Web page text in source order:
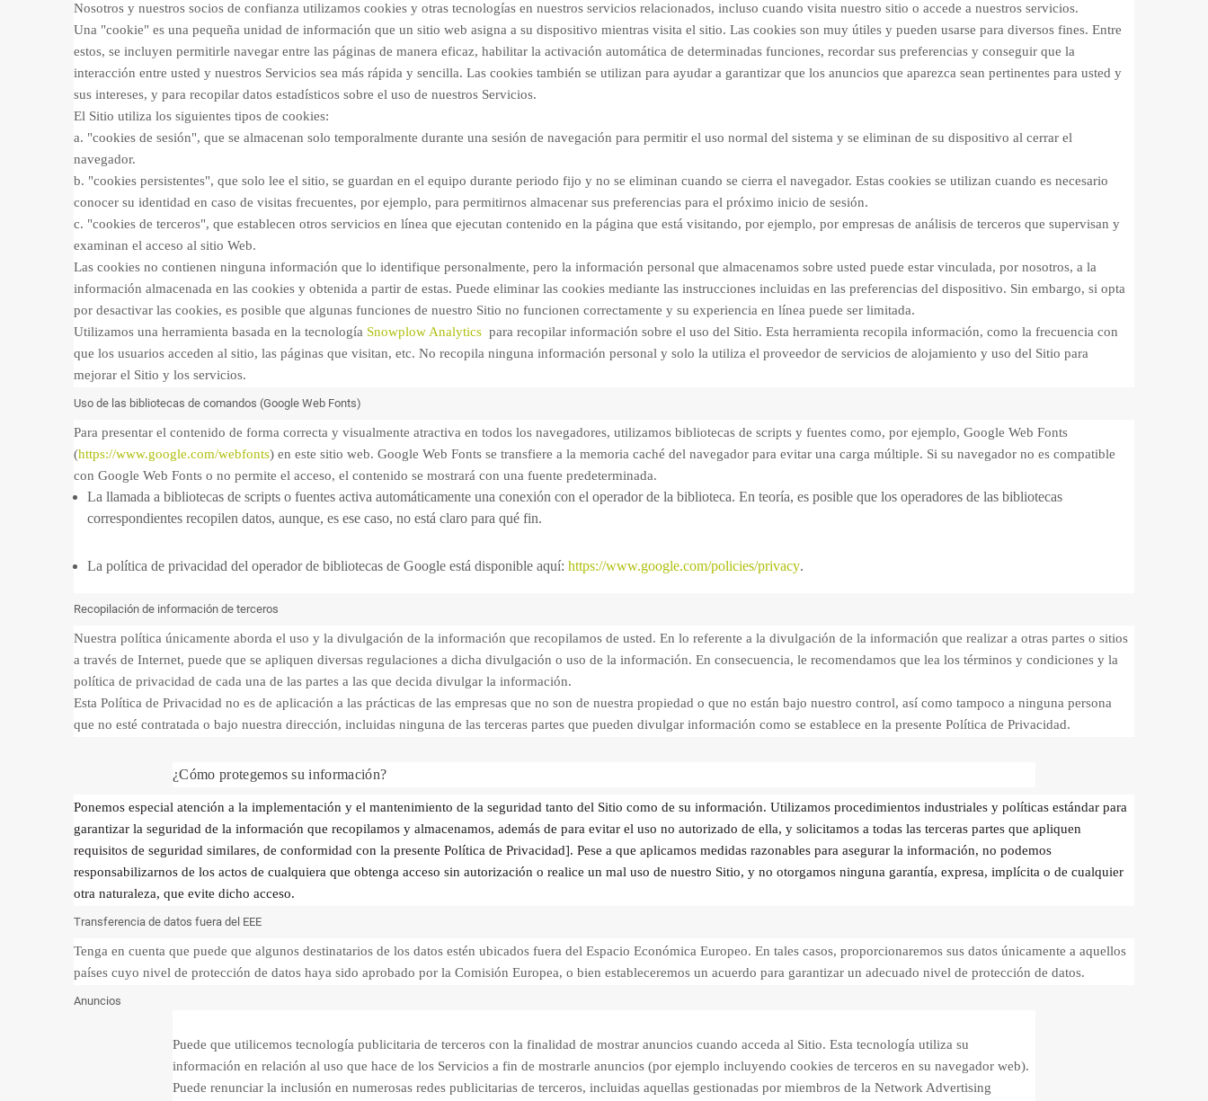
Nosotros y nuestros socios de confianza utilizamos cookies y otras tecnologías en nuestros servicios relacionados, incluso cuando visita nuestro sitio o accede a nuestros servicios.
Una "cookie" es una pequeña unidad de información que un sitio web asigna a su dispositivo mientras visita el sitio. Las cookies son muy útiles y pueden usarse para diversos fines. Entre
estos, se incluyen permitirle navegar entre las páginas de manera eficaz, habilitar la activación automática de determinadas funciones, recordar sus preferencias y conseguir que la
interacción entre usted y nuestros Servicios sea más rápida y sencilla. Las cookies también se utilizan para ayudar a garantizar que los anuncios que aparezca sean pertinentes para usted y
sus intereses, y para recopilar datos estadísticos sobre el uso de nuestros Servicios.
El Sitio utiliza los siguientes tipos de cookies:
a. "cookies de sesión", que se almacenan solo temporalmente durante una sesión de navegación para permitir el uso normal del sistema y se eliminan de su dispositivo al cerrar el
navegador.
b. "cookies persistentes", que solo lee el sitio, se guardan en el equipo durante periodo fijo y no se eliminan cuando se cierra el navegador. Estas cookies se utilizan cuando es necesario
conocer su identidad en caso de visitas frecuentes, por ejemplo, para permitirnos almacenar sus preferencias para el próximo inicio de sesión.
c. "cookies de terceros", que establecen otros servicios en línea que ejecutan contenido en la página que está visitando, por ejemplo, por empresas de análisis de terceros que supervisan y
examinan el acceso al sitio Web.
Las cookies no contienen ninguna información que lo identifique personalmente, pero la información personal que almacenamos sobre usted puede estar vinculada, por nosotros, a la
información almacenada en las cookies y obtenida a partir de estas. Puede eliminar las cookies mediante las instrucciones incluidas en las preferencias del dispositivo. Sin embargo, si opta
por desactivar las cookies, es posible que algunas funciones de nuestro Sitio no funcionen correctamente y su experiencia en línea puede ser limitada.
Utilizamos una herramienta basada en la tecnología Snowplow Analytics para recopilar información sobre el uso del Sitio. Esta herramienta recopila información, como la frecuencia con
que los usuarios acceden al sitio, las páginas que visitan, etc. No recopila ninguna información personal y solo la utiliza el proveedor de servicios de alojamiento y uso del Sitio para
mejorar el Sitio y los servicios.
Uso de las bibliotecas de comandos (Google Web Fonts)
Para presentar el contenido de forma correcta y visualmente atractiva en todos los navegadores, utilizamos bibliotecas de scripts y fuentes como, por ejemplo, Google Web Fonts
(https://www.google.com/webfonts) en este sitio web. Google Web Fonts se transfiere a la memoria caché del navegador para evitar una carga múltiple. Si su navegador no es compatible
con Google Web Fonts o no permite el acceso, el contenido se mostrará con una fuente predeterminada.
La llamada a bibliotecas de scripts o fuentes activa automáticamente una conexión con el operador de la biblioteca. En teoría, es posible que los operadores de las bibliotecas
correspondientes recopilen datos, aunque, es ese caso, no está claro para qué fin.
La política de privacidad del operador de bibliotecas de Google está disponible aquí: https://www.google.com/policies/privacy.
Recopilación de información de terceros
Nuestra política únicamente aborda el uso y la divulgación de la información que recopilamos de usted. En lo referente a la divulgación de la información que realizar a otras partes o sitios
a través de Internet, puede que se apliquen diversas regulaciones a dicha divulgación o uso de la información. En consecuencia, le recomendamos que lea los términos y condiciones y la
política de privacidad de cada una de las partes a las que decida divulgar la información.
Esta Política de Privacidad no es de aplicación a las prácticas de las empresas que no son de nuestra propiedad o que no están bajo nuestro control, así como tampoco a ninguna persona
que no esté contratada o bajo nuestra dirección, incluidas ninguna de las terceras partes que pueden divulgar información como se establece en la presente Política de Privacidad.
¿Cómo protegemos su información?
Ponemos especial atención a la implementación y el mantenimiento de la seguridad tanto del Sitio como de su información. Utilizamos procedimientos industriales y políticas estándar para
garantizar la seguridad de la información que recopilamos y almacenamos, además de para evitar el uso no autorizado de ella, y solicitamos a todas las terceras partes que apliquen
requisitos de seguridad similares, de conformidad con la presente Política de Privacidad]. Pese a que aplicamos medidas razonables para asegurar la información, no podemos
responsabilizarnos de los actos de cualquiera que obtenga acceso sin autorización o realice un mal uso de nuestro Sitio, y no otorgamos ninguna garantía, expresa, implícita o de cualquier
otra naturaleza, que evite dicho acceso.
Transferencia de datos fuera del EEE
Tenga en cuenta que puede que algunos destinatarios de los datos estén ubicados fuera del Espacio Económica Europeo. En tales casos, proporcionaremos sus datos únicamente a aquellos
países cuyo nivel de protección de datos haya sido aprobado por la Comisión Europea, o bien estableceremos un acuerdo para garantizar un adecuado nivel de protección de datos.
Anuncios
Puede que utilicemos tecnología publicitaria de terceros con la finalidad de mostrar anuncios cuando acceda al Sitio. Esta tecnología utiliza su
información en relación al uso que hace de los Servicios a fin de mostrarle anuncios (por ejemplo incluyendo cookies de terceros en su navegador web).
Puede renunciar la inclusión en numerosas redes publicitarias de terceros, incluidas aquellas gestionadas por miembros de la Network Advertising